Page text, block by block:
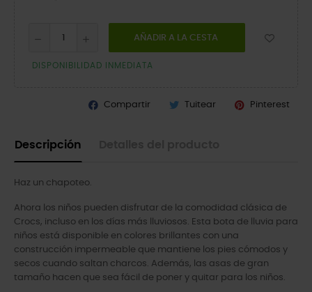
AÑADIR A LA CESTA
DISPONIBILIDAD INMEDIATA
Compartir Tuitear Pinterest
Descripción
Haz un chapoteo.
Ahora los niños pueden disfrutar de la comodidad clásica de
Crocs, incluso en los días más lluviosos. Esta bota de lluvia para
niños está disponible en colores brillantes con una
construcción impermeable que mantiene los pies cómodos y
secos cuando saltan charcos. Además, las asas de gran
tamaño hacen que sea fácil de poner y quitar para los niños.